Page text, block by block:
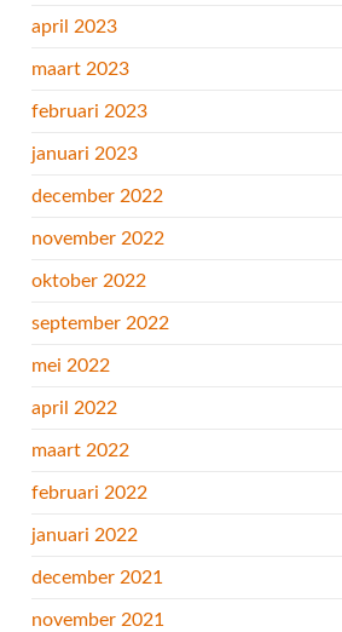
april 2023
maart 2023
februari 2023
januari 2023
december 2022
november 2022
oktober 2022
september 2022
mei 2022
april 2022
maart 2022
februari 2022
januari 2022
december 2021
november 2021